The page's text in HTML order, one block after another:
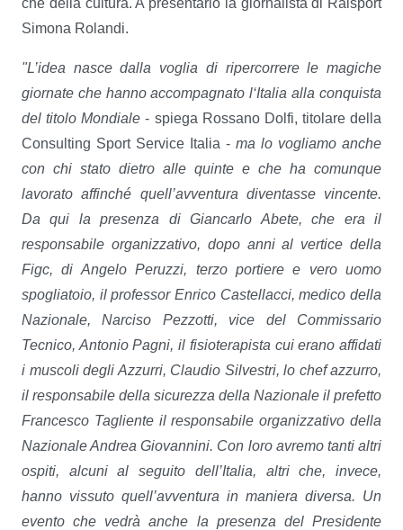
che della cultura. A presentarlo la giornalista di Raisport
Simona Rolandi.
"L’idea nasce dalla voglia di ripercorrere le magiche
giornate che hanno accompagnato l‘Italia alla conquista
del titolo Mondiale - spiega Rossano Dolfi, titolare della
Consulting Sport Service Italia - ma lo vogliamo anche
con chi stato dietro alle quinte e che ha comunque
lavorato affinché quell’avventura diventasse vincente.
Da qui la presenza di Giancarlo Abete, che era il
responsabile organizzativo, dopo anni al vertice della
Figc, di Angelo Peruzzi, terzo portiere e vero uomo
spogliatoio, il professor Enrico Castellacci, medico della
Nazionale, Narciso Pezzotti, vice del Commissario
Tecnico, Antonio Pagni, il fisioterapista cui erano affidati
i muscoli degli Azzurri, Claudio Silvestri, lo chef azzurro,
il responsabile della sicurezza della Nazionale il prefetto
Francesco Tagliente il responsabile organizzativo della
Nazionale Andrea Giovannini. Con loro avremo tanti altri
ospiti, alcuni al seguito dell’Italia, altri che, invece,
hanno vissuto quell’avventura in maniera diversa. Un
evento che vedrà anche la presenza del Presidente